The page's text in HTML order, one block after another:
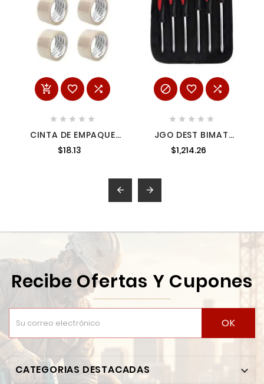
  
    
CINTA DE EMPAQUE
48 MM X 40 M
TRANSPARENTE,
$18.13
  
    
JGO DEST BIMAT
GOLPE PLANA 6PZ
$1,214.26
 
Recibe Ofertas Y Cupones
OK
CATEGORIAS DESTACADAS 